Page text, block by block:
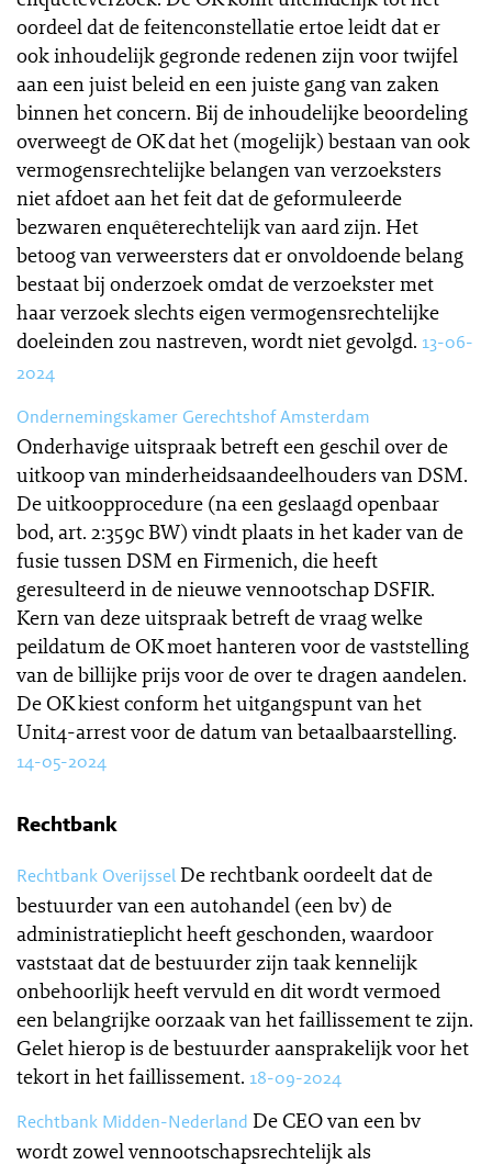
oordeel dat de feitenconstellatie ertoe leidt dat er
ook inhoudelijk gegronde redenen zijn voor twijfel
aan een juist beleid en een juiste gang van zaken
binnen het concern. Bij de inhoudelijke beoordeling
overweegt de OK dat het (mogelijk) bestaan van ook
vermogensrechtelijke belangen van verzoeksters
niet afdoet aan het feit dat de geformuleerde
bezwaren enquêterechtelijk van aard zijn. Het
betoog van verweersters dat er onvoldoende belang
bestaat bij onderzoek omdat de verzoekster met
haar verzoek slechts eigen vermogensrechtelijke
doeleinden zou nastreven, wordt niet gevolgd. 13-06-
2024
Ondernemingskamer Gerechtshof Amsterdam
Onderhavige uitspraak betreft een geschil over de
uitkoop van minderheidsaandeelhouders van DSM.
De uitkoopprocedure (na een geslaagd openbaar
bod, art. 2:359c BW) vindt plaats in het kader van de
fusie tussen DSM en Firmenich, die heeft
geresulteerd in de nieuwe vennootschap DSFIR.
Kern van deze uitspraak betreft de vraag welke
peildatum de OK moet hanteren voor de vaststelling
van de billijke prijs voor de over te dragen aandelen.
De OK kiest conform het uitgangspunt van het
Unit4-arrest voor de datum van betaalbaarstelling.
14-05-2024
Rechtbank
Rechtbank OverijsselDe rechtbank oordeelt dat de
bestuurder van een autohandel (een bv) de
administratieplicht heeft geschonden, waardoor
vaststaat dat de bestuurder zijn taak kennelijk
onbehoorlijk heeft vervuld en dit wordt vermoed
een belangrijke oorzaak van het faillissement te zijn.
Gelet hierop is de bestuurder aansprakelijk voor het
tekort in het faillissement. 18-09-2024
Rechtbank Midden-Nederland De CEO van een bv
wordt zowel vennootschapsrechtelijk als